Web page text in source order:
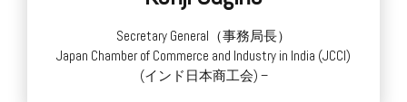
Secretary General（事務局長）
Japan Chamber of Commerce and Industry in India (JCCI)
(インド日本商工会) –